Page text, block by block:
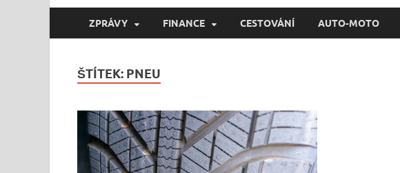
ZPRÁVY FINANCE CESTOVÁNÍ AUTO-MOTO
ŠTÍTEK: PNEU